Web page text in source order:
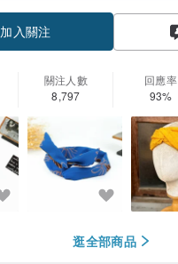
加入關注
關注人數
8,797
回應率
93%
逛全部商品